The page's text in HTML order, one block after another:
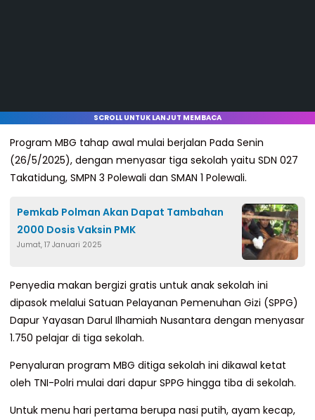
SCROLL UNTUK LANJUT MEMBACA
Program MBG tahap awal mulai berjalan Pada Senin
(26/5/2025), dengan menyasar tiga sekolah yaitu SDN 027
Takatidung, SMPN 3 Polewali dan SMAN 1 Polewali.
Pemkab Polman Akan Dapat Tambahan
2000 Dosis Vaksin PMK
Jumat, 17 Januari 2025
Penyedia makan bergizi gratis untuk anak sekolah ini
dipasok melalui Satuan Pelayanan Pemenuhan Gizi (SPPG)
Dapur Yayasan Darul Ilhamiah Nusantara dengan menyasar
1.750 pelajar di tiga sekolah.
Penyaluran program MBG ditiga sekolah ini dikawal ketat
oleh TNI-Polri mulai dari dapur SPPG hingga tiba di sekolah.
Untuk menu hari pertama berupa nasi putih, ayam kecap,